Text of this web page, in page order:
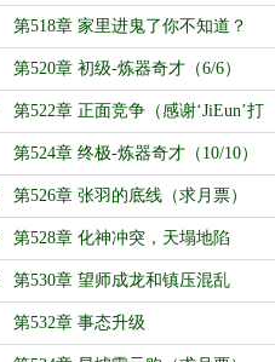
吃些什么好呢’打赏盟主）
第518章 家里进鬼了你不知道？
（感谢‘嘉话’打赏盟主）
第520章 初级-炼器奇才（6/6）
第522章 正面竞争（感谢‘JiEun’打
赏盟主）
第524章 终极-炼器奇才（10/10）
（感谢‘_旅行者_’打赏盟主）
第526章 张羽的底线（求月票）
第528章 化神冲突，天塌地陷
第530章 望师成龙和镇压混乱
第532章 事态升级